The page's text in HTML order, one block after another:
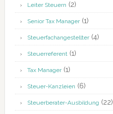
Leiter Steuern (2)
Senior Tax Manager(1)
Steuerfachangestellter(4)
Steuerreferent(1)
Tax Manager(1)
Steuer-Kanzleien (6)
Steuerberater-Ausbildung (22)